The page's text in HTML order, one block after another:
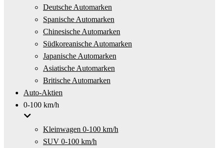
Deutsche Automarken
Spanische Automarken
Chinesische Automarken
Südkoreanische Automarken
Japanische Automarken
Asiatische Automarken
Britische Automarken
Auto-Aktien
0-100 km/h
Kleinwagen 0-100 km/h
SUV 0-100 km/h